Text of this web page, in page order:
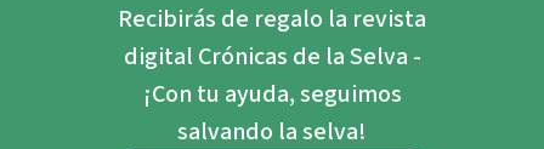
Recibirás de regalo la revista
digital Crónicas de la Selva -
¡Con tu ayuda, seguimos
salvando la selva!